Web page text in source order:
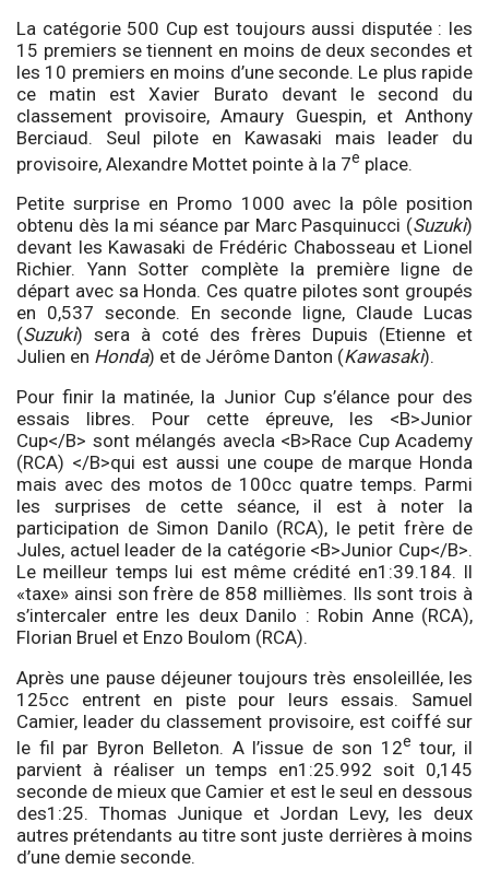
La catégorie 500 Cup est toujours aussi disputée : les
15 premiers se tiennent en moins de deux secondes et
les 10 premiers en moins d’une seconde. Le plus rapide
ce matin est Xavier Burato devant le second du
classement provisoire, Amaury Guespin, et Anthony
Berciaud. Seul pilote en Kawasaki mais leader du
provisoire, Alexandre Mottet pointe à la 7e place.
Petite surprise en Promo 1000 avec la pôle position
obtenu dès la mi séance par Marc Pasquinucci (Suzuki)
devant les Kawasaki de Frédéric Chabosseau et Lionel
Richier. Yann Sotter complète la première ligne de
départ avec sa Honda. Ces quatre pilotes sont groupés
en 0,537 seconde. En seconde ligne, Claude Lucas
(Suzuki) sera à coté des frères Dupuis (Etienne et
Julien en Honda) et de Jérôme Danton (Kawasaki).
Pour finir la matinée, la Junior Cup s’élance pour des
essais libres. Pour cette épreuve, les <B>Junior
Cup</B> sont mélangés avecla <B>Race Cup Academy
(RCA) </B>qui est aussi une coupe de marque Honda
mais avec des motos de 100cc quatre temps. Parmi
les surprises de cette séance, il est à noter la
participation de Simon Danilo (RCA), le petit frère de
Jules, actuel leader de la catégorie <B>Junior Cup</B>.
Le meilleur temps lui est même crédité en1:39.184. Il
«taxe» ainsi son frère de 858 millièmes. Ils sont trois à
s’intercaler entre les deux Danilo : Robin Anne (RCA),
Florian Bruel et Enzo Boulom (RCA).
Après une pause déjeuner toujours très ensoleillée, les
125cc entrent en piste pour leurs essais. Samuel
Camier, leader du classement provisoire, est coiffé sur
le fil par Byron Belleton. A l’issue de son 12e tour, il
parvient à réaliser un temps en1:25.992 soit 0,145
seconde de mieux que Camier et est le seul en dessous
des1:25. Thomas Junique et Jordan Levy, les deux
autres prétendants au titre sont juste derrières à moins
d’une demie seconde.